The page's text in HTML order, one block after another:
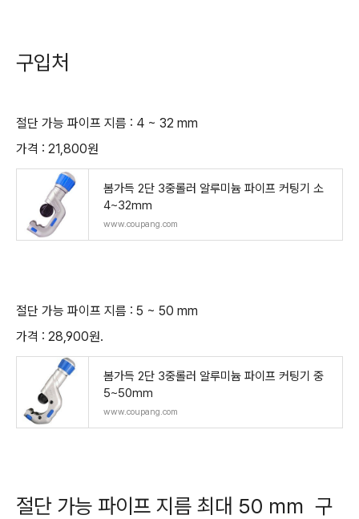
구입처
절단 가능 파이프 지름 : 4 ~ 32 mm
가격 : 21,800원
봄가득 2단 3중롤러 알루미늄 파이프 커팅기 소
4~32mm
www.coupang.com
절단 가능 파이프 지름 : 5 ~ 50 mm
가격 : 28,900원.
봄가득 2단 3중롤러 알루미늄 파이프 커팅기 중
5~50mm
www.coupang.com
절단 가능 파이프 지름 최대 50 mm 구